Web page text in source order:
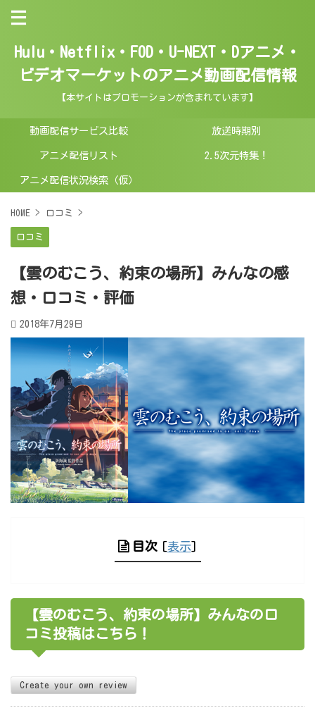
Hulu・Netflix・FOD・U-NEXT・Dアニメ・
ビデオマーケットのアニメ動画配信情報
【本サイトはプロモーションが含まれています】
動画配信サービス比較 放送時期別
アニメ配信リスト 2.5次元特集！
アニメ配信状況検索（仮）
HOME > 口コミ >
口コミ
【雲のむこう、約束の場所】みんなの感
想・口コミ・評価
2018年7月29日
目次 [表示]
【雲のむこう、約束の場所】みんなの口
コミ投稿はこちら！
Create your own review